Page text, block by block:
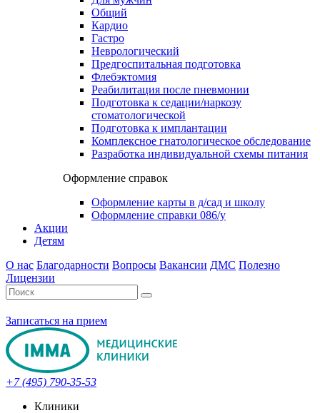
Общий
Кардио
Гастро
Неврологический
Предгоспитальная подготовка
Флебэктомия
Реабилитация после пневмонии
Подготовка к седации/наркозу
стоматологической
Подготовка к имплантации
Комплексное гнатологическое обследование
Разработка индивидуальной схемы питания
Оформление справок
Оформление карты в д/сад и школу
Оформление справки 086/у
Акции
Детям
О нас Благодарности Вопросы Вакансии ДМС Полезно
Лицензии
Записаться на прием
+7 (495) 790-35-53
Клиники